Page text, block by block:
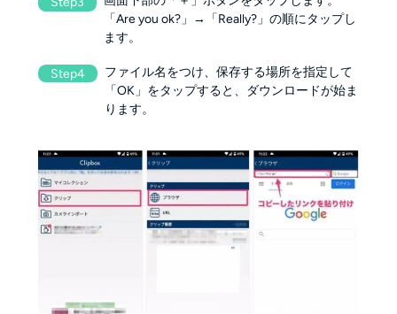
「Are you ok?」→「Really?」の順にタップし
ます。
Step4
ファイル名をつけ、保存する場所を指定して
「OK」をタップすると、ダウンロードが始ま
ります。